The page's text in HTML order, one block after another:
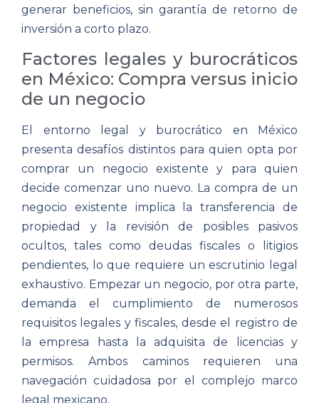
generar beneficios, sin garantía de retorno de
inversión a corto plazo.
Factores legales y burocráticos
en México: Compra versus inicio
de un negocio
El entorno legal y burocrático en México
presenta desafíos distintos para quien opta por
comprar un negocio existente y para quien
decide comenzar uno nuevo. La compra de un
negocio existente implica la transferencia de
propiedad y la revisión de posibles pasivos
ocultos, tales como deudas fiscales o litigios
pendientes, lo que requiere un escrutinio legal
exhaustivo. Empezar un negocio, por otra parte,
demanda el cumplimiento de numerosos
requisitos legales y fiscales, desde el registro de
la empresa hasta la adquisita de licencias y
permisos. Ambos caminos requieren una
navegación cuidadosa por el complejo marco
legal mexicano.